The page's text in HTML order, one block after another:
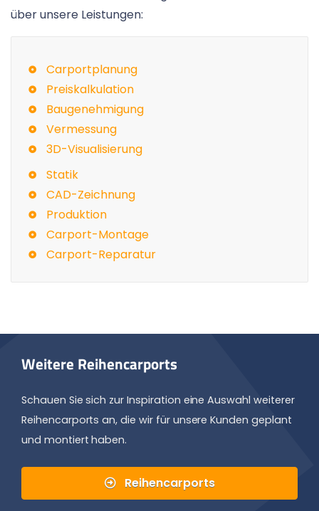
über unsere Leistungen:
Carportplanung
Preiskalkulation
Baugenehmigung
Vermessung
3D-Visualisierung
Statik
CAD-Zeichnung
Produktion
Carport-Montage
Carport-Reparatur
Weitere Reihencarports
Schauen Sie sich zur Inspiration eine Auswahl weiterer
Reihencarports an, die wir für unsere Kunden geplant
und montiert haben.
Reihencarports